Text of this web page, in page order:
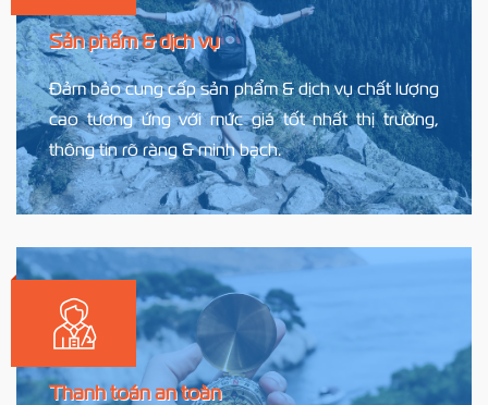
Sản phẩm & dịch vụ
Đảm bảo cung cấp sản phẩm & dịch vụ chất lượng
cao tương ứng với mức giá tốt nhất thị trường,
thông tin rõ ràng & minh bạch.
Thanh toán an toàn